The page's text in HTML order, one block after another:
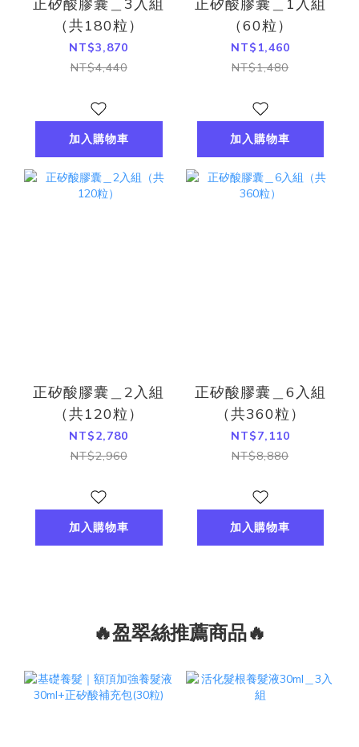
（共180粒）
NT$3,870
NT$4,440
加入購物車
（60粒）
NT$1,460
NT$1,480
加入購物車
正矽酸膠囊＿2入組
（共120粒）
NT$2,780
NT$2,960
加入購物車
正矽酸膠囊＿6入組
（共360粒）
NT$7,110
NT$8,880
加入購物車
🔥盈翠絲推薦商品🔥